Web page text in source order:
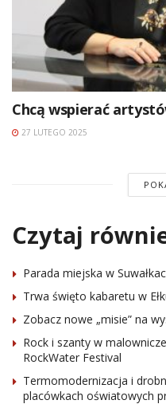
Chcą wspierać
27 LUTEGO 2025
Czytaj
Parada miejska w
Trwa święto kabaretu w
Zobacz nowe „misie” na
Rock i szanty w
RockWater Festival
Termomodernizacja i
placówkach oświatowych